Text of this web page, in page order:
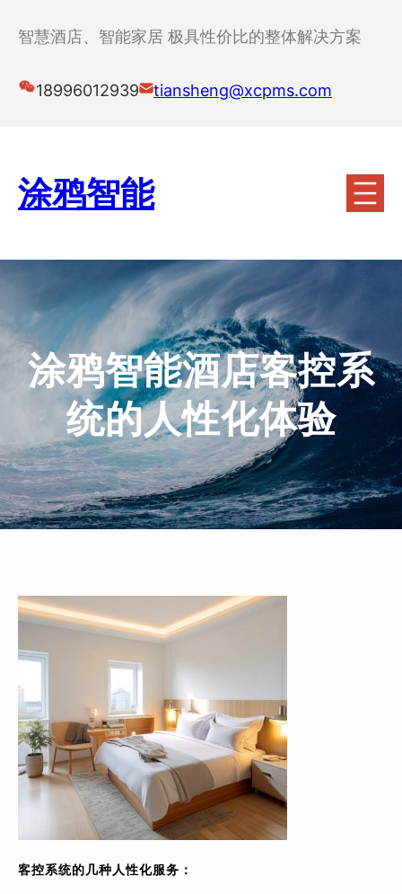
智慧酒店、智能家居 极具性价比的整体解决方案
18996012939 tiansheng@xcpms.com
涂鸦智能
涂鸦智能酒店客控系
统的人性化体验
客控系统的几种人性化服务：